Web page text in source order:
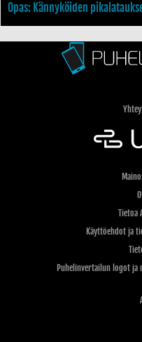
Opas: Kännyköiden
laturin kännykkään
Tietoa
Käyttöehdot ja
Puhelinvertailun logot